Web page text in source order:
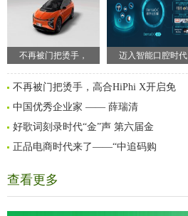
不再被门把烫手， 迈入智能口腔时代
不再被门把烫手，高合HiPhi X开启免
中国优秀企业家 —— 薛瑞清
好歌词刻录时代“金”声 第六届金
正品电商时代来了——“中追码购
查看更多